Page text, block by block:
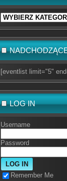
Filtr
tematów
[eventlist limit="5"
LOG IN
Username
Password
Remember Me